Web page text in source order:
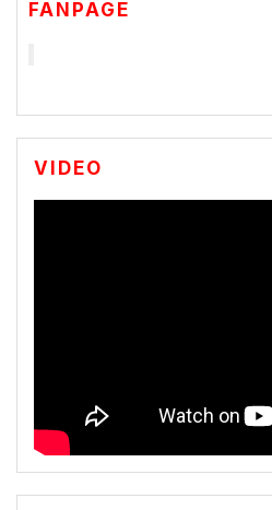
FANPAGE
VIDEO